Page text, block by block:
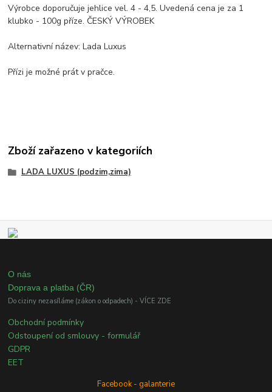
Výrobce doporučuje jehlice vel. 4 - 4,5. Uvedená cena je za 1
klubko - 100g příze. ČESKÝ VÝROBEK
Alternativní název: Lada Luxus
Přízi je možné prát v pračce.
Zboží zařazeno v kategoriích
LADA LUXUS (podzim,zima)
O nás
Doprava a platba (ČR)
Do ciziny nezasíláme (zákon o odpadech) - VÍCE ZDE
Obchodní podmínky
Odstoupení od smlouvy - formulář
GDPR
EET
Facebook - galanterie